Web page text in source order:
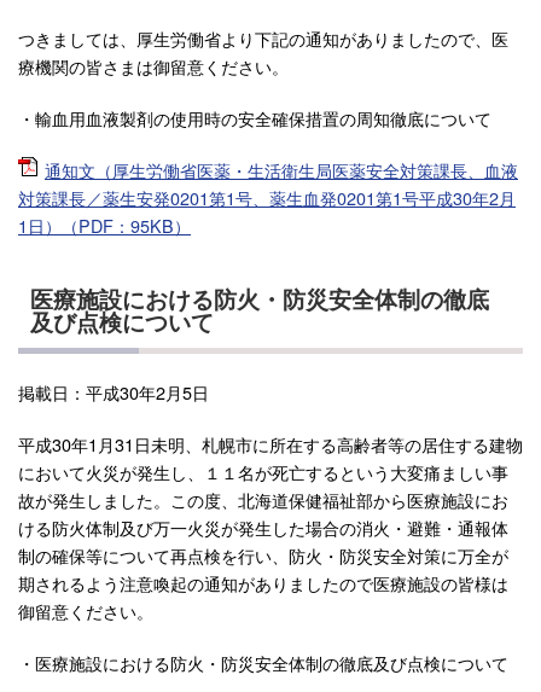
つきましては、厚生労働省より下記の通知がありましたので、医
療機関の皆さまは御留意ください。
・輸血用血液製剤の使用時の安全確保措置の周知徹底について
通知文（厚生労働省医薬・生活衛生局医薬安全対策課長、血液
対策課長／薬生安発0201第1号、薬生血発0201第1号平成30年2月
1日）（PDF：95KB）
医療施設における防火・防災安全体制の徹底
及び点検について
掲載日：平成30年2月5日
平成30年1月31日未明、札幌市に所在する高齢者等の居住する建物
において火災が発生し、１１名が死亡するという大変痛ましい事
故が発生しました。この度、北海道保健福祉部から医療施設にお
ける防火体制及び万一火災が発生した場合の消火・避難・通報体
制の確保等について再点検を行い、防火・防災安全対策に万全が
期されるよう注意喚起の通知がありましたので医療施設の皆様は
御留意ください。
・医療施設における防火・防災安全体制の徹底及び点検について